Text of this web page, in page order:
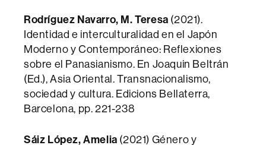
Rodríguez Navarro, M. Teresa (2021).
Identidad e interculturalidad en el Japón
Moderno y Contemporáneo: Reflexiones
sobre el Panasianismo. En Joaquin Beltrán
(Ed.), Asia Oriental. Transnacionalismo,
sociedad y cultura. Edicions Bellaterra,
Barcelona, pp. 221-238
Sáiz López, Amelia (2021) Género y